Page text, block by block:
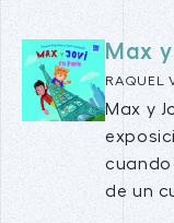
Max
RAQUEL
Max y
cuando
de un